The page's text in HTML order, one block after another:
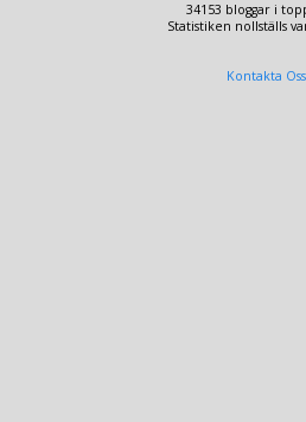
34153 bloggar i
Statistiken nollställs
Kontakta Oss